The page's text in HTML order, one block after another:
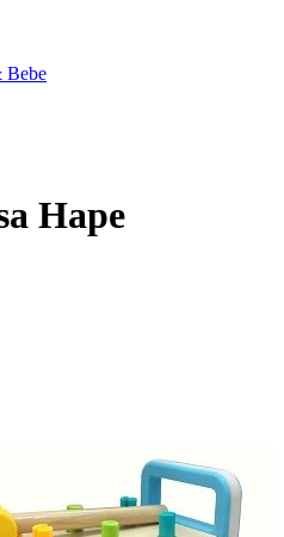
Bebe
Hape